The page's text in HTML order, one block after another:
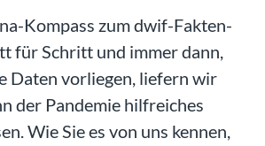
Kompass zum dwif-Fakten-
für Schritt und immer dann,
Daten vorliegen, liefern wir
der Pandemie hilfreiches
Wie Sie es von uns kennen,